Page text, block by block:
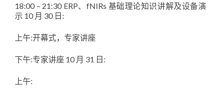
18:00 – 21:30 ERP、fNIRs 基础理论知识讲解及设备演
示 10 月 30 日:
上午:开幕式，专家讲座
下午:专家讲座 10 月 31 日:
上午: